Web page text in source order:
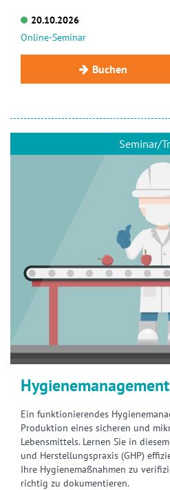
20.10.2026
Online-Seminar
Buchen
Seminar/
Hygienemanagement
Ein funktionierendes
Produktion eines sicheren und
Lebensmittels. Lernen Sie in
und Herstellungspraxis (GHP)
Ihre Hygienemaßnahmen zu
richtig zu dokumentieren.